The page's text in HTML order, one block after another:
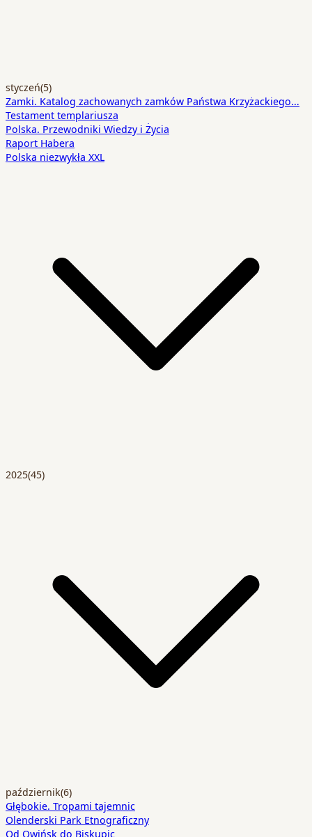
styczeń(5)
Zamki. Katalog zachowanych zamków Państwa Krzyżackiego…
Testament templariusza
Polska. Przewodniki Wiedzy i Życia
Raport Habera
Polska niezwykła XXL
2025(45)
październik(6)
Głębokie. Tropami tajemnic
Olenderski Park Etnograficzny
Od Owińsk do Biskupic